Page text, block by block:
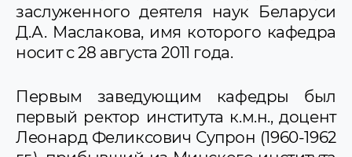
заслуженного деятеля наук Беларуси
Д.А. Маслакова, имя которого кафедра
носит с 28 августа 2011 года.
Первым заведующим кафедры был
первый ректор института к.м.н., доцент
Леонард Феликсович Супрон (1960-1962